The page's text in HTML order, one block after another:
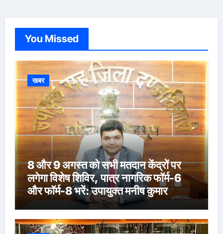
You Missed
खबर
8 और 9 अगस्त को सभी मतदान केंद्रों पर
लगेगा विशेष शिविर, पात्र नागरिक फॉर्म-6
और फॉर्म-8 भरें: उपायुक्त मनीष कुमार